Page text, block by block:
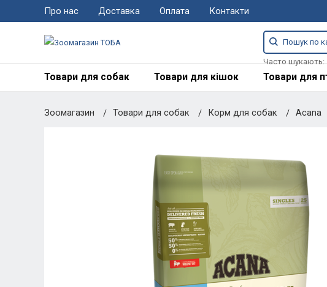
Про нас Доставка Оплата Контакти
Часто шукають:
Товари для собак Товари для кішок Товари для
Зоомагазин Товари для собак Корм для собак Acana